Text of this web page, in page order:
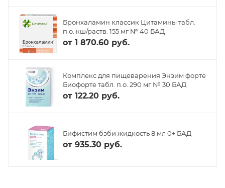
Бронхаламин классик Цитамины табл.
п.о. кш/раств. 155 мг № 40 БАД
от 1 870.60 руб.
Комплекс для пищеварения Энзим форте
Биофорте табл. п.о. 290 мг № 30 БАД
от 122.20 руб.
Бифистим бэби жидкость 8 мл 0+ БАД
от 935.30 руб.